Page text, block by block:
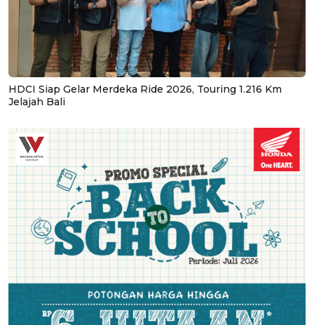
HDCI Siap Gelar Merdeka Ride 2026, Touring 1.216 Km
Jelajah Bali